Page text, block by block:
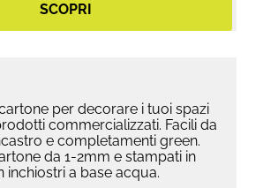
SCOPRI
per decorare i tuoi spazi
commercializzati. Facili da
e completamenti green.
da 1-2mm e stampati in
inchiostri a base acqua.